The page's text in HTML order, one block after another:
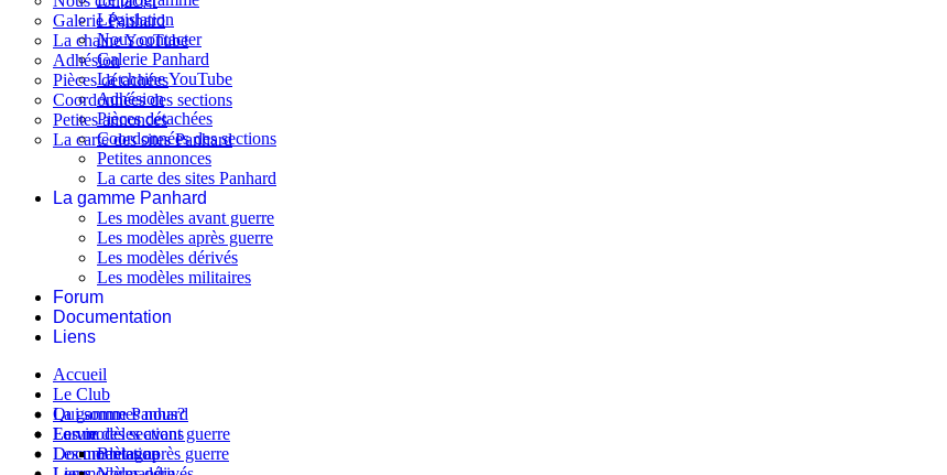
Galerie Panhard
La chaine YouTube
Adhésion
Pièces détachées
Coordonnées des sections
Petites annonces
La carte des sites Panhard
Législation
Nous contacter
Galerie Panhard
La chaine YouTube
Adhésion
Pièces détachées
Coordonnées des sections
Petites annonces
La carte des sites Panhard
La gamme Panhard
Les modèles avant guerre
Les modèles après guerre
Les modèles dérivés
Les modèles militaires
Forum
Documentation
Liens
Accueil
Le Club
Qui sommes nous?
La vie des sections
Bretagne
La gamme Panhard
Les modèles avant guerre
Les modèles après guerre
Forum
Documentation